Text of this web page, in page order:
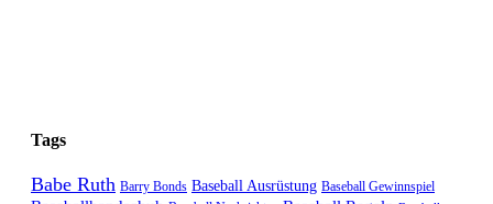
Tags
Babe Ruth Barry Bonds Baseball Ausrüstung Baseball Gewinnspiel